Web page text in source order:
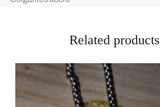
Related products